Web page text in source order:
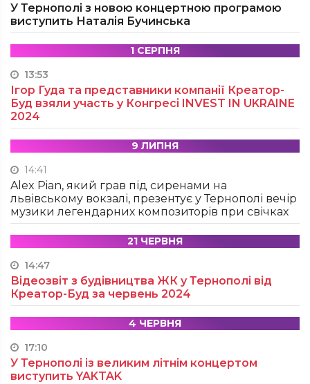
У Тернополі з новою концертною програмою
виступить Наталія Бучинська
1 СЕРПНЯ
13:53
Ігор Гуда та представники компанії Креатор-
Буд взяли участь у Конгресі INVEST IN UKRAINE
2024
9 ЛИПНЯ
14:41
Alex Pian, який грав під сиренами на
львівському вокзалі, презентує у Тернополі вечір
музики легендарних композиторів при свічках
21 ЧЕРВНЯ
14:47
Відеозвіт з будівництва ЖК у Тернополі від
Креатор-Буд за червень 2024
4 ЧЕРВНЯ
17:10
У Тернополі із великим літнім концертом
виступить YAKTAK